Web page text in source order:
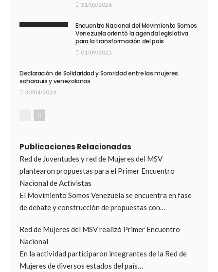
31/05/2026
Encuentro Nacional del Movimiento Somos
Venezuela orientó la agenda legislativa
para la transformación del país
01/09/2025
Declaración de Solidaridad y Sororidad entre las mujeres
saharauis y venezolanas
30/04/2024
Publicaciones Relacionadas
Red de Juventudes y red de Mujeres del MSV
plantearon propuestas para el Primer Encuentro
Nacional de Activistas
El Movimiento Somos Venezuela se encuentra en fase
de debate y construcción de propuestas con…
Red de Mujeres del MSV realizó Primer Encuentro
Nacional
En la actividad participaron integrantes de la Red de
Mujeres de diversos estados del país…